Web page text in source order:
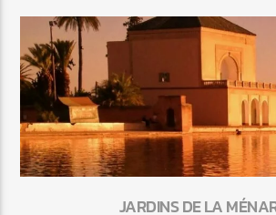
JARDINS DE LA